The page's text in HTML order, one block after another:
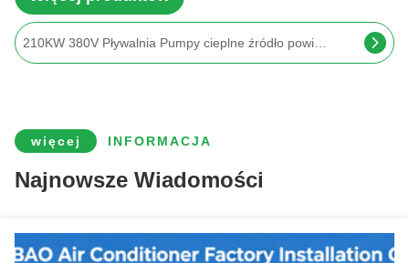
więcej INFORMACJA
Najnowsze Wiadomości